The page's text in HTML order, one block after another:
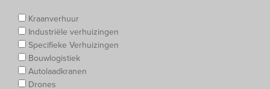
Kraanverhuur
Industriële verhuizingen
Specifieke Verhuizingen
Bouwlogistiek
Autolaadkranen
Drones